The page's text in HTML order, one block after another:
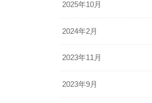
2025年10月
2024年2月
2023年11月
2023年9月